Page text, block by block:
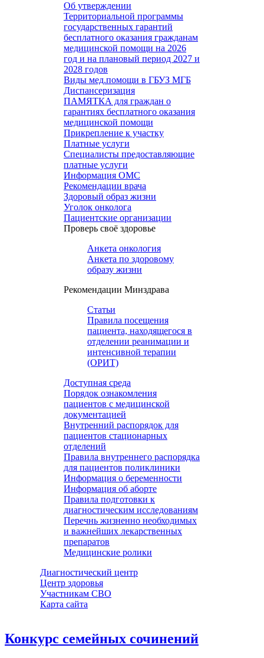
Об утверждении
Территориальной программы
государственных гарантий
бесплатного оказания гражданам
медицинской помощи на 2026
год и на плановый период 2027 и
2028 годов
Виды мед.помощи в ГБУЗ МГБ
Диспансеризация
ПАМЯТКА для граждан о
гарантиях бесплатного оказания
медицинской помощи
Прикрепление к участку
Платные услуги
Специалисты предоставляющие
платные услуги
Информация ОМС
Рекомендации врача
Здоровый образ жизни
Уголок онколога
Пациентские организации
Проверь своё здоровье
Анкета онкология
Анкета по здоровому
образу жизни
Рекомендации Минздрава
Статьи
Правила посещения
пациента, находящегося в
отделении реанимации и
интенсивной терапии
(ОРИТ)
Доступная среда
Порядок ознакомления
пациентов с медицинской
документацией
Внутренний распорядок для
пациентов стационарных
отделений
Правила внутреннего распорядка
для пациентов поликлиники
Информация о беременности
Информация об аборте
Правила подготовки к
диагностическим исследованиям
Перечнь жизненно необходимых
и важнейших лекарственных
препаратов
Медицинские ролики
Диагностический центр
Центр здоровья
Участникам СВО
Карта сайта
Конкурс семейных сочинений